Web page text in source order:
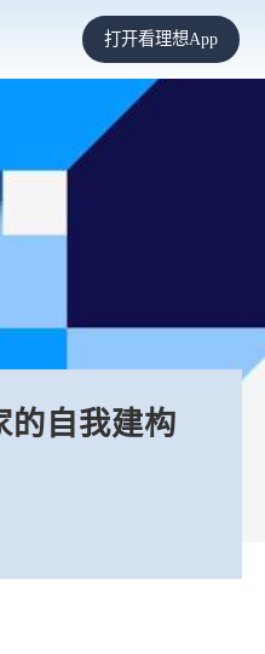
打开看理想App
的自我建构